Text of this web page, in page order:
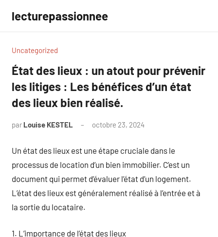
contenu
lecturepassionnee
Uncategorized
État des lieux : un atout pour prévenir
les litiges : Les bénéfices d’un état
des lieux bien réalisé.
par Louise KESTEL octobre 23, 2024
Un état des lieux est une étape cruciale dans le
processus de location d’un bien immobilier. C’est un
document qui permet d’évaluer l’état d’un logement.
L’état des lieux est généralement réalisé à l’entrée et à
la sortie du locataire.
1. L’importance de l’état des lieux